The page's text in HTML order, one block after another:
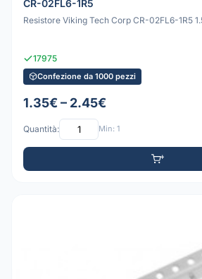
CR-02FL6-1R5
Resistore Viking Tech Corp CR-02FL6-1R5
17975
Confezione da 1000 pezzi
1.35€ – 2.45€
Quantità: Min: 1